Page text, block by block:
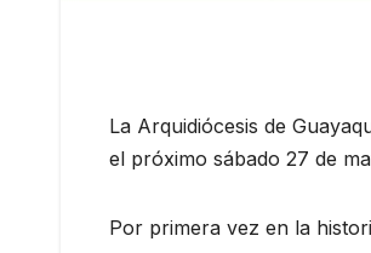
La Arquidiócesis de
el próximo sábado 27 de
Por primera vez en la